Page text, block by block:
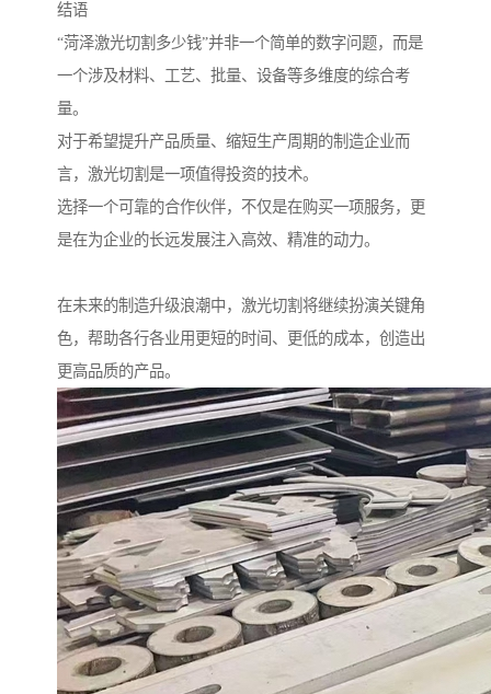
结语
“菏泽激光切割多少钱”并非一个简单的数字问题，而是
一个涉及材料、工艺、批量、设备等多维度的综合考
量。
对于希望提升产品质量、缩短生产周期的制造企业而
言，激光切割是一项值得投资的技术。
选择一个可靠的合作伙伴，不仅是在购买一项服务，更
是在为企业的长远发展注入高效、精准的动力。
在未来的制造升级浪潮中，激光切割将继续扮演关键角
色，帮助各行各业用更短的时间、更低的成本，创造出
更高品质的产品。